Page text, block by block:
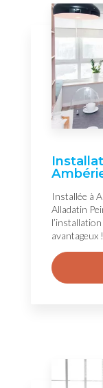
Installée à
Alladatin
avantageux